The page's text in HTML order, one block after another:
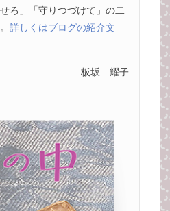
ろ」「守りつづけて」の二
詳しくはブログの紹介文
板坂 耀子